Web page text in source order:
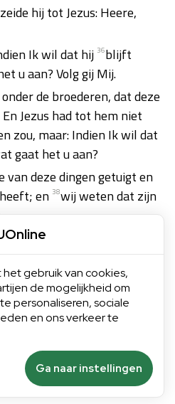
hij tot Jezus: Heere,
Ik wil dat hij 36blijft
u aan? Volg gij Mij.
de broederen, dat deze
Jezus had tot hem niet
zou, maar: Indien Ik wil dat
gaat het u aan?
van deze dingen getuigt en
en 38wij weten dat zijn
dingen die Jezus gedaan
geschreven werden,
zelve de geschreven
gebruik van cookies,
de mogelijkheid om
personaliseren, sociale
en ons verkeer te
Ga naar instellingen